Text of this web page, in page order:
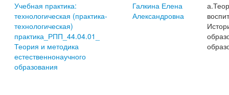
Учебная практика:
технологическая (практика-
технологическая)
практика_РПП_44.04.01_
Теория и методика
естественнонаучного
образования
Галкина Елена
Александровна